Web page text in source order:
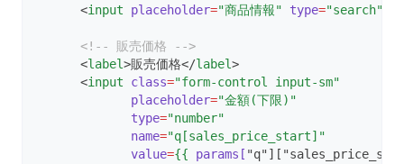
      <
input placeholder="商品情報" type="search"
<!-- 販売価格 -->
      <
label>販売価格</label>
      <
input class="form-control input-sm"
placeholder="金額(下限)"
type="number"
name="q[sales_price_start]"
value={{ params[